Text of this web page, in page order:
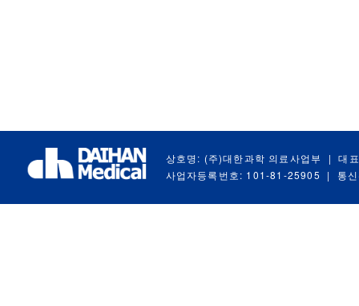
상호명: (주)대한과학 의료사업부 |
대
사업자등록번호: 101-81-25905
| 통